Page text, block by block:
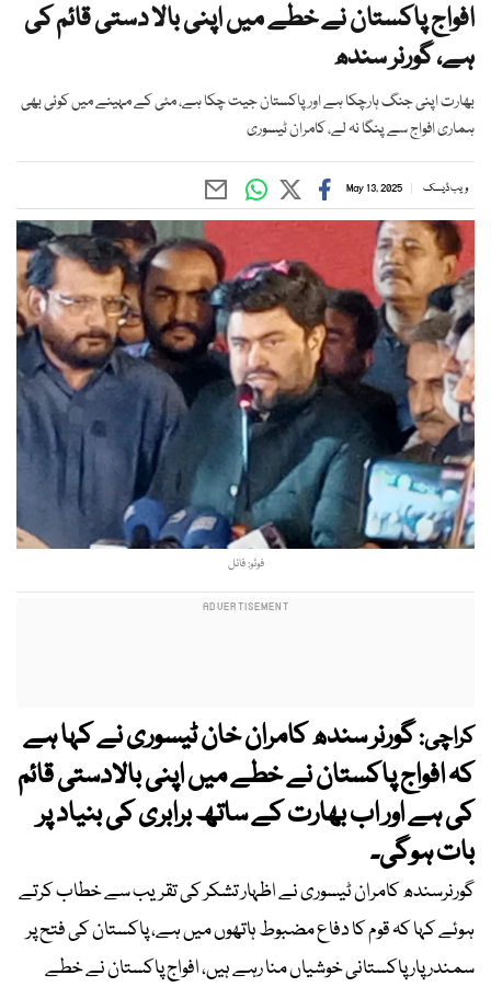
افواج پاکستان نے خطے میں اپنی بالا دستی قائم کی
ہے، گورنر سندھ
بھارت اپنی جنگ ہارچکا ہے اور پاکستان جیت چکا ہے، مئی کے مہینے میں کوئی بھی
ہماری افواج سے پنگا نہ لے، کامران ٹیسوری
ویب ڈیسک May 13, 2025
فوٹو: فائل
کراچی:گورنر سندھ کامران خان ٹیسوری نے کہا ہے
کہ افواج پاکستان نے خطے میں اپنی بالادستی قائم
کی ہے اور اب بھارت کے ساتھ برابری کی بنیاد پر
بات ہوگی۔
گورنرسندھ کامران ٹیسوری نے اظہار تشکر کی تقریب سے خطاب کرتے
ہوئے کہا کہ قوم کا دفاع مضبوط ہاتھوں میں ہے، پاکستان کی فتح پر
سمندر پار پاکستانی خوشیاں منا رہے ہیں، افواج پاکستان نے خطے